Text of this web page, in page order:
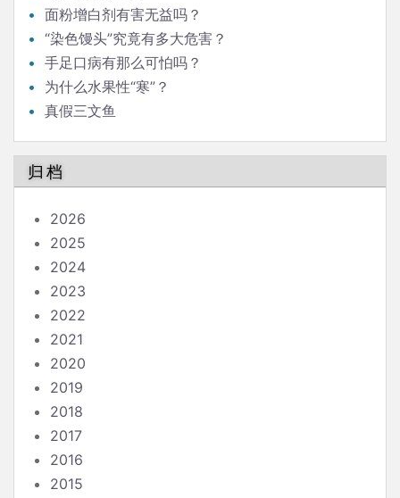
面粉增白剂有害无益吗？
“染色馒头”究竟有多大危害？
手足口病有那么可怕吗？
为什么水果性“寒”？
真假三文鱼
归档
2026
2025
2024
2023
2022
2021
2020
2019
2018
2017
2016
2015